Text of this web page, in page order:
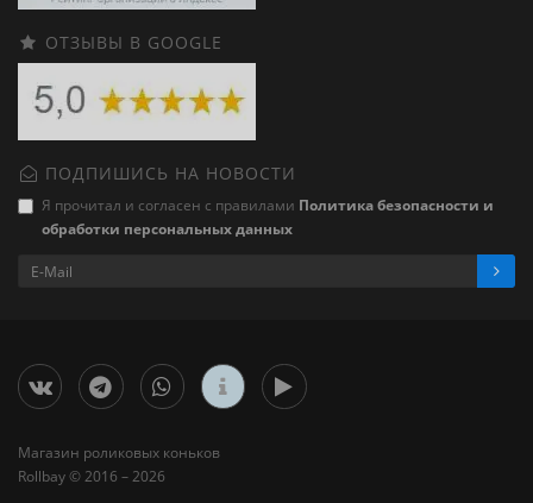
ОТЗЫВЫ В GOOGLE
ПОДПИШИСЬ НА НОВОСТИ
Я прочитал и согласен с правилами Политика безопасности и
обработки персональных данных
Магазин роликовых коньков
Rollbay © 2016 – 2026